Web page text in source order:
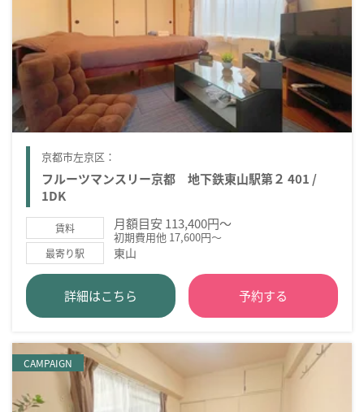
京都市左京区：
フルーツマンスリー京都 地下鉄東山駅第２ 401 /
1DK
賃料 月額目安 113,400円～
初期費用他 17,600円～
最寄り駅 東山
詳細はこちら 予約する
CAMPAIGN